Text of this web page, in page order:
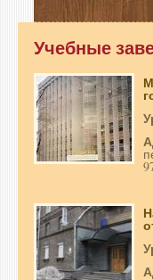
Учебные